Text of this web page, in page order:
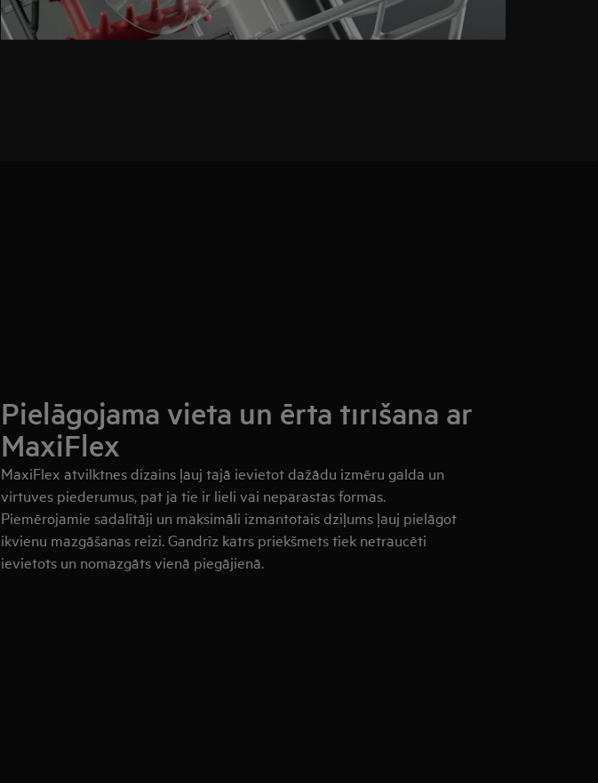
Pielāgojama vieta un ērta tīrīšana ar
MaxiFlex
MaxiFlex atvilktnes dizains ļauj tajā ievietot dažādu izmēru galda un
virtuves piederumus, pat ja tie ir lieli vai neparastas formas.
Piemērojamie sadalītāji un maksimāli izmantotais dziļums ļauj pielāgot
ikvienu mazgāšanas reizi. Gandrīz katrs priekšmets tiek netraucēti
ievietots un nomazgāts vienā piegājienā.